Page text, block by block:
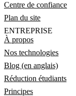
Centre de confiance
Plan du site
ENTREPRISE
À propos
Nos technologies
Blog (en anglais)
Réduction étudiants
Principes